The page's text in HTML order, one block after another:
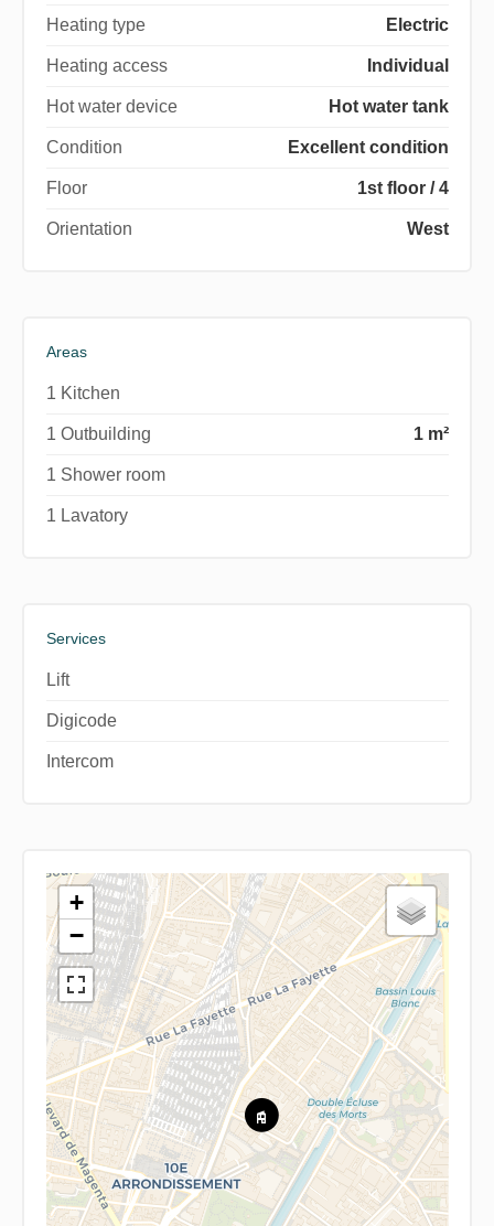
Heating type Electric
Heating access Individual
Hot water device Hot water tank
Condition Excellent condition
Floor 1st floor / 4
Orientation West
Areas
1 Kitchen
1 Outbuilding 1 m²
1 Shower room
1 Lavatory
Services
Lift
Digicode
Intercom
+
−